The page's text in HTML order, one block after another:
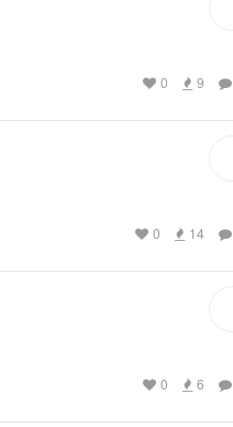
0 9
0 14
0 6